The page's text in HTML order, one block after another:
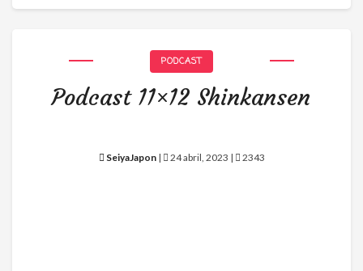
PODCAST
Podcast 11×12 Shinkansen
SeiyaJapon| 24 abril, 2023 | 2343